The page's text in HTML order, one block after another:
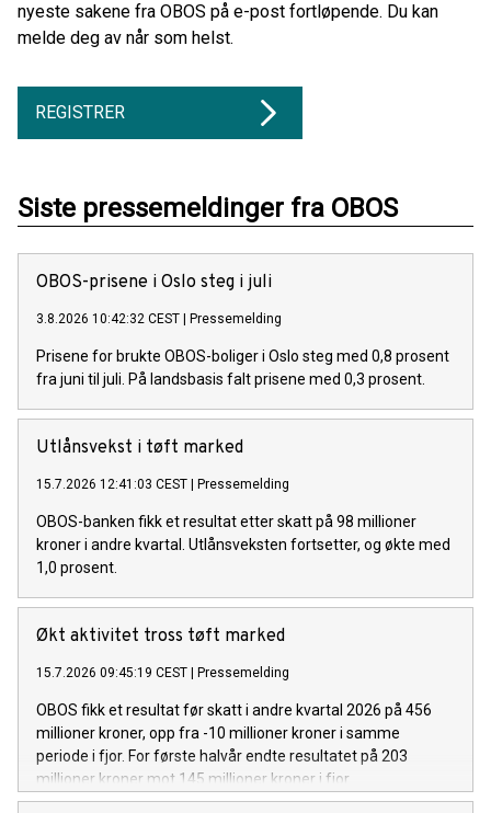
nyeste sakene fra OBOS på e-post fortløpende. Du kan
melde deg av når som helst.
REGISTRER
Siste pressemeldinger fra OBOS
OBOS-prisene i Oslo steg i juli
3.8.2026 10:42:32 CEST Pressemelding
Prisene for brukte OBOS-boliger i Oslo steg med 0,8 prosent
fra juni til juli. På landsbasis falt prisene med 0,3 prosent.
Utlånsvekst i tøft marked
15.7.2026 12:41:03 CEST Pressemelding
OBOS-banken fikk et resultat etter skatt på 98 millioner
kroner i andre kvartal. Utlånsveksten fortsetter, og økte med
1,0 prosent.
Økt aktivitet tross tøft marked
15.7.2026 09:45:19 CEST Pressemelding
OBOS fikk et resultat før skatt i andre kvartal 2026 på 456
millioner kroner, opp fra -10 millioner kroner i samme
periode i fjor. For første halvår endte resultatet på 203
millioner kroner mot 145 millioner kroner i fjor.